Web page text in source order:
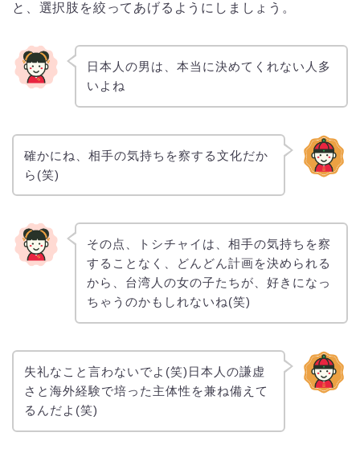
と、選択肢を絞ってあげるようにしましょう。
日本人の男は、本当に決めてくれない人多
いよね
確かにね、相手の気持ちを察する文化だか
ら(笑)
その点、トシチャイは、相手の気持ちを察
することなく、どんどん計画を決められる
から、台湾人の女の子たちが、好きになっ
ちゃうのかもしれないね(笑)
失礼なこと言わないでよ(笑)日本人の謙虚
さと海外経験で培った主体性を兼ね備えて
るんだよ(笑)